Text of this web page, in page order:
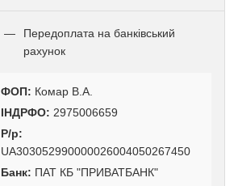
Передоплата на банківський
рахунок
ФОП: Комар В.А.
ІНДРФО: 2975006659
Р/р:
UA303052990000026004050267450
Банк: ПАТ КБ "ПРИВАТБАНК"